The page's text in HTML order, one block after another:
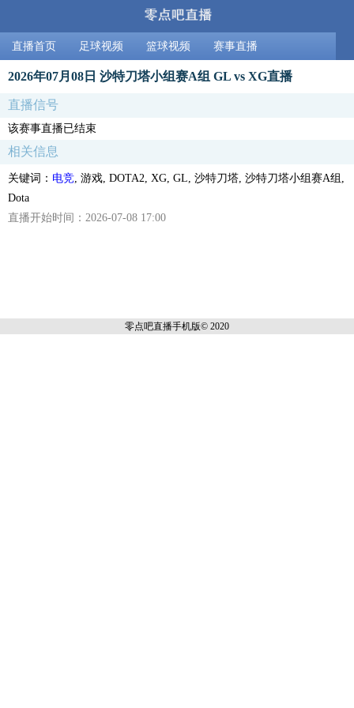
直播首页 足球视频 篮球视频 赛事直播
2026年07月08日 沙特刀塔小组赛A组 GL vs XG直播
直播信号
该赛事直播已结束
相关信息
关键词： 电竞 , 游戏, DOTA2, XG, GL, 沙特刀塔, 沙特刀塔小组赛A组,
Dota
直播开始时间：2026-07-08 17:00
零点吧直播手机版© 2020